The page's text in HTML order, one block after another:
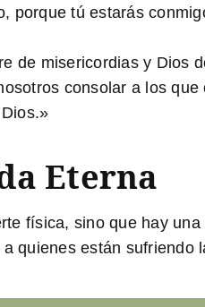
porque tú estarás
de misericordias y Dios
consolar a los
Eterna
física, sino que hay
quienes están sufriendo